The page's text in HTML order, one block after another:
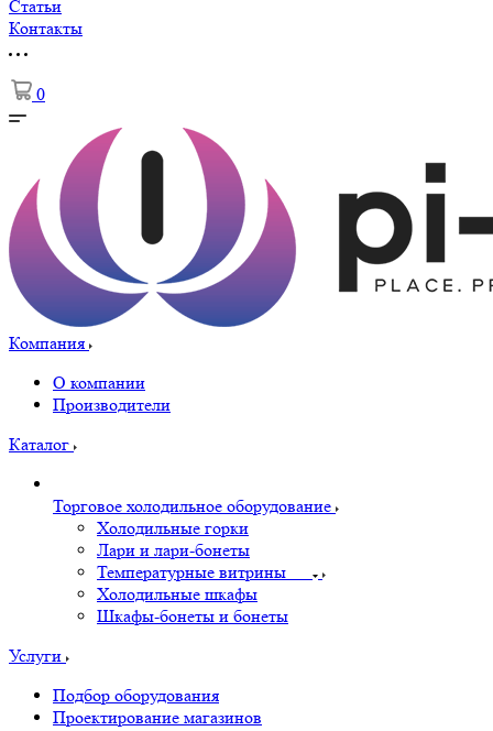
Статьи
Контакты
0
Компания
О компании
Производители
Каталог
Торговое холодильное оборудование
Холодильные горки
Лари и лари-бонеты
Температурные витрины
Холодильные шкафы
Шкафы-бонеты и бонеты
Услуги
Подбор оборудования
Проектирование магазинов